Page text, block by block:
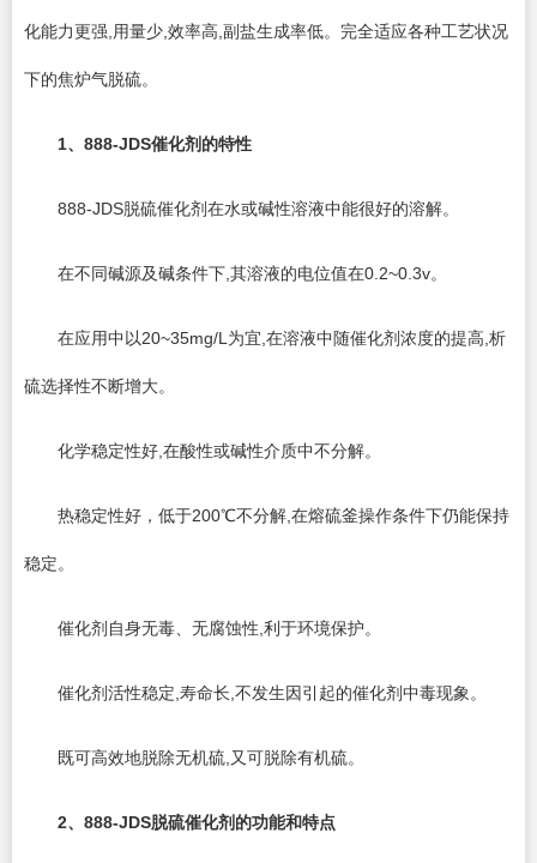
化能力更强,用量少,效率高,副盐生成率低。完全适应各种工艺状况
下的焦炉气脱硫。
1、888-JDS催化剂的特性
888-JDS脱硫催化剂在水或碱性溶液中能很好的溶解。
在不同碱源及碱条件下,其溶液的电位值在0.2~0.3v。
在应用中以20~35mg/L为宜,在溶液中随催化剂浓度的提高,析
硫选择性不断增大。
化学稳定性好,在酸性或碱性介质中不分解。
热稳定性好，低于200℃不分解,在熔硫釜操作条件下仍能保持
稳定。
催化剂自身无毒、无腐蚀性,利于环境保护。
催化剂活性稳定,寿命长,不发生因引起的催化剂中毒现象。
既可高效地脱除无机硫,又可脱除有机硫。
2、888-JDS脱硫催化剂的功能和特点